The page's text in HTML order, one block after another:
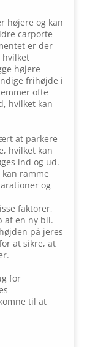
højere og kan
carporte
er der
hvilket
højere
frihøjde i
ofte
hvilket kan
at parkere
hvilket kan
ind og ud.
ramme
og
faktorer,
af en ny bil.
på jeres
at sikre, at
for
til at